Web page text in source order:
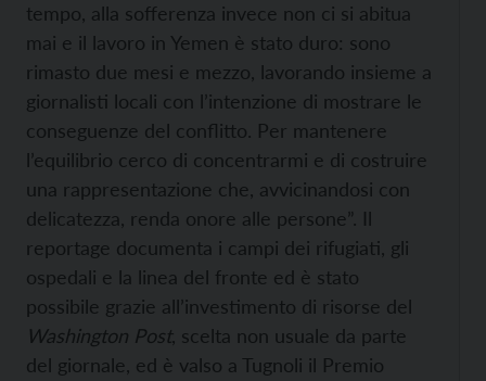
tempo, alla sofferenza invece non ci si abitua
mai e il lavoro in Yemen è stato duro: sono
rimasto due mesi e mezzo, lavorando insieme a
giornalisti locali con l’intenzione di mostrare le
conseguenze del conflitto. Per mantenere
l’equilibrio cerco di concentrarmi e di costruire
una rappresentazione che, avvicinandosi con
delicatezza, renda onore alle persone”. Il
reportage documenta i campi dei rifugiati, gli
ospedali e la linea del fronte ed è stato
possibile grazie all’investimento di risorse del
Washington Post, scelta non usuale da parte
del giornale, ed è valso a Tugnoli il Premio